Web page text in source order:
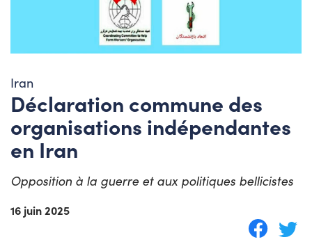
Iran
Déclaration commune des
organisations indépendantes
en Iran
Opposition à la guerre et aux politiques bellicistes
16 juin 2025